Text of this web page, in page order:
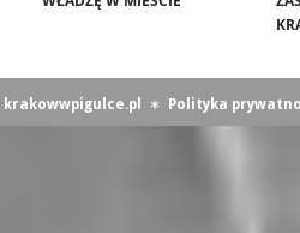
krakowwpigulce.pl ∗ Polityka